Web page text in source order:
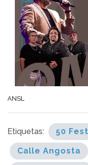
ANSL
Etiquetas: 50
Calle Angosta